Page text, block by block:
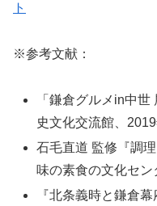
ト
※参考文献：
「鎌倉グルメin中
史文化交流館、2019
石毛直道 監修『調
味の素食の文化セン
『北条義時と鎌倉